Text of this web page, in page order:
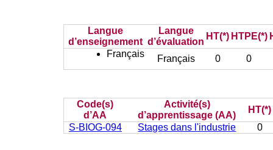
Langue
d’enseignement
Langue
d’évaluation
HT(*) HTPE(*)
Français
Français 0 0
Code(s)
d’AA
Activité(s)
d’apprentissage (AA)
HT(*)
S-BIOG-094
Stages dans l'industrie 0